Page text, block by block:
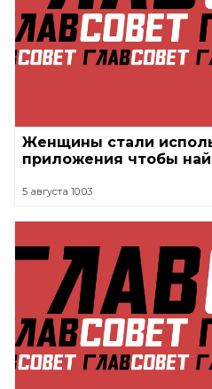
Женщины стали
приложения чтобы
5 августа 10:03